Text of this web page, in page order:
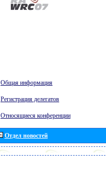
Общая информация
Регистрация делегатов
Относящиеся конференции
Отдел новостей